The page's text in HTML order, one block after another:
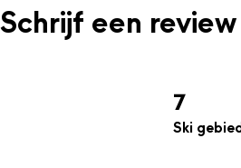
Schrijf een
7
Ski